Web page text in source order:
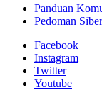
Panduan
Pedoman Siber
Facebook
Instagram
Twitter
Youtube